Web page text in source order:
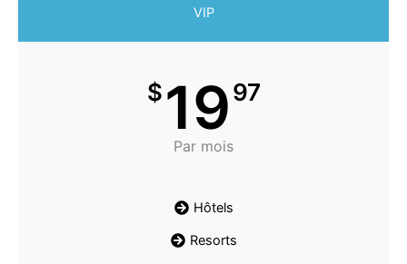
VIP
$1997
Par mois
Hôtels
Resorts